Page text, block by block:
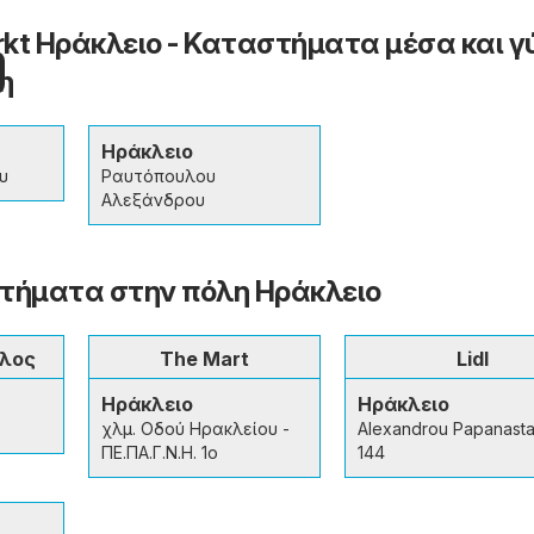
Ηράκλειο - Καταστήματα μέσα και
Ηράκλειο
Ραυτόπουλου
Αλεξάνδρου
στην πόλη Ηράκλειο
The Mart
Ηράκλειο
χλμ. Οδού Ηρακλείου -
ΠΕ.ΠΑ.Γ.Ν.Η. 1o
Lidl
Ηράκλειο
Alexandrou
144